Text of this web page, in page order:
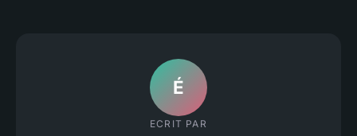
É
ECRIT PAR